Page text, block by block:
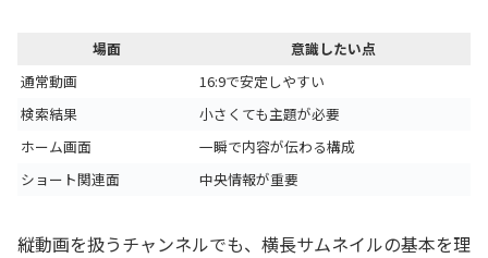
場面
意識したい点
通常動画
16:9で安定しやすい
検索結果
小さくても主題が必要
ホーム画面
一瞬で内容が伝わる構成
ショート関連面
中央情報が重要
縦動画を扱うチャンネルでも、横長サムネイルの基本を理